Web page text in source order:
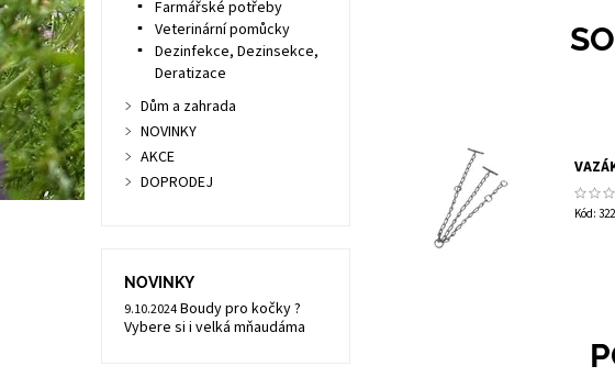
Kód:
Farmářské potřeby
Veterinární pomůcky
Dezinfekce, Dezinsekce,
Deratizace
Dům a zahrada
NOVINKY
AKCE
DOPRODEJ
NOVINKY
9.10.2024Boudy pro kočky ?
Vybere si i velká mňaudáma